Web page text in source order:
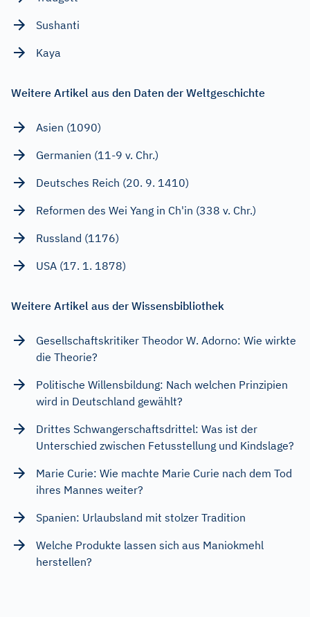
Sushanti
Kaya
Weitere Artikel aus den Daten der Weltgeschichte
Asien (1090)
Germanien (11-9 v. Chr.)
Deutsches Reich (20. 9. 1410)
Reformen des Wei Yang in Ch'in (338 v. Chr.)
Russland (1176)
USA (17. 1. 1878)
Weitere Artikel aus der Wissensbibliothek
Gesellschaftskritiker Theodor W. Adorno: Wie wirkte
die Theorie?
Politische Willensbildung: Nach welchen Prinzipien
wird in Deutschland gewählt?
Drittes Schwangerschaftsdrittel: Was ist der
Unterschied zwischen Fetusstellung und Kindslage?
Marie Curie: Wie machte Marie Curie nach dem Tod
ihres Mannes weiter?
Spanien: Urlaubsland mit stolzer Tradition
Welche Produkte lassen sich aus Maniokmehl
herstellen?